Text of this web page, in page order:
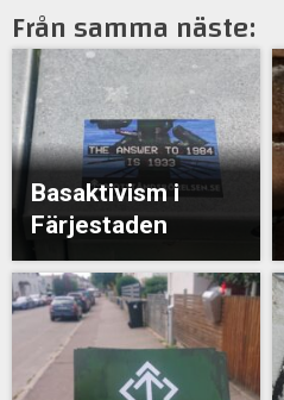
Från samma näste:
Basaktivism i
Färjestaden